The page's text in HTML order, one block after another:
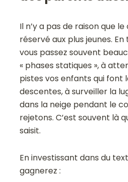
Il n’y a pas de raison que
réservé aux plus jeunes.
vous passez souvent
« phases statiques », à
pistes vos enfants qui font
descentes, à surveiller la
dans la neige pendant le
rejetons. C’est souvent là
saisit.
En investissant dans du
gagnerez :